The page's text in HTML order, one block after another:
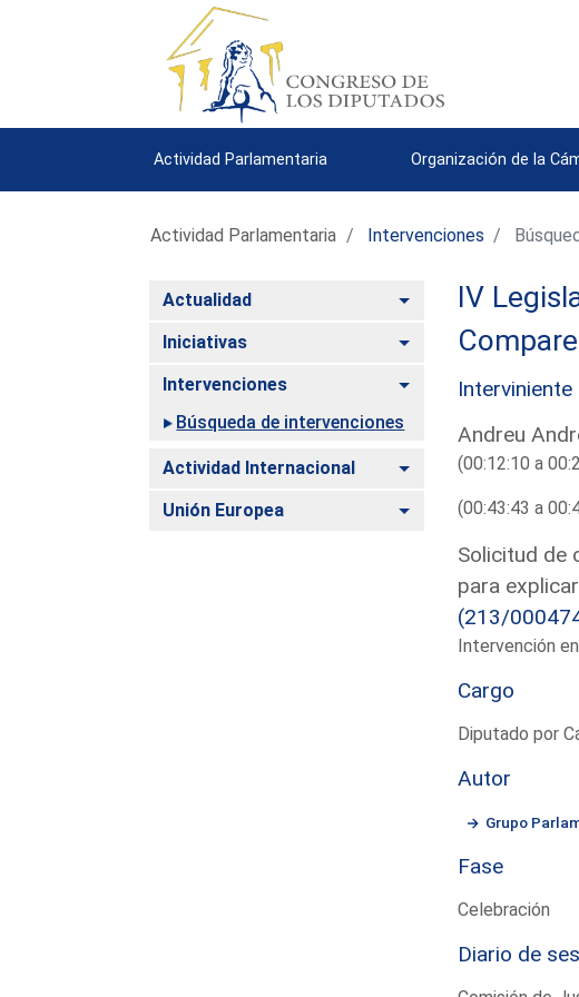
Actividad Parlamentaria Organización de la
Actividad Parlamentaria Intervenciones
Actualidad Alternar
Iniciativas Alternar
Intervenciones
Alternar
Búsqueda de intervenciones
Actividad Internacional Alternar
Unión Europea Alternar
IV
Interviniente
Andreu
(00:12:10 a
(00:43:43 a
Solicitud de
para
(213/
Intervención
Cargo
Diputado por
Autor
Grupo
Fase
Celebración
Diario de